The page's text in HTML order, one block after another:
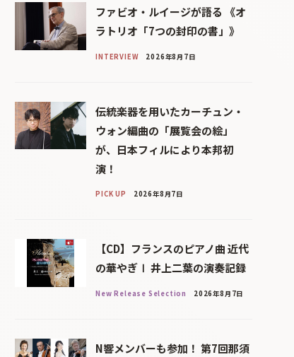
ファビオ・ルイージが語る 《オ
ラトリオ「7つの封印の書」》
INTERVIEW 2026年8月7日
伝統楽器を用いたカーチュン・
ウォン編曲の「展覧会の絵」
が、日本フィルにより本邦初
演！
PICK UP 2026年8月7日
【CD】フランスのピアノ曲 近代
の華やぎⅠ 井上二葉の演奏記録
New Release Selection 2026年8月7日
N響メンバーも参加！ 第7回那須